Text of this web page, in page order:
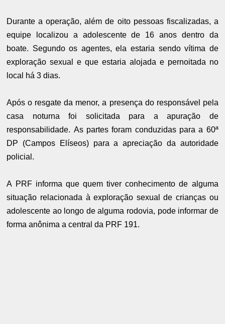
Durante a operação, além de oito pessoas fiscalizadas, a
equipe localizou a adolescente de 16 anos dentro da
boate. Segundo os agentes, ela estaria sendo vítima de
exploração sexual e que estaria alojada e pernoitada no
local há 3 dias.
Após o resgate da menor, a presença do responsável pela
casa noturna foi solicitada para a apuração de
responsabilidade. As partes foram conduzidas para a 60ª
DP (Campos Elíseos) para a apreciação da autoridade
policial.
A PRF informa que quem tiver conhecimento de alguma
situação relacionada à exploração sexual de crianças ou
adolescente ao longo de alguma rodovia, pode informar de
forma anônima a central da PRF 191.